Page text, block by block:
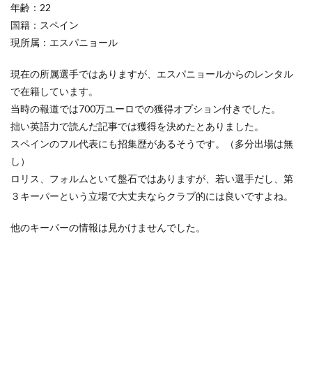
編
2.1
ハリ
マグ
ワイ
ア
2.2
ジョ
エ
ルト
マン
ライ
年齢：22
国籍：スペイン
現所属：エスパニョール
現在の所属選手ではありますが、エスパニョールからのレンタル
で在籍しています。
当時の報道では700万ユーロでの獲得オプション付きでした。
拙い英語力で読んだ記事では獲得を決めたとありました。
スペインのフル代表にも招集歴があるそうです。（多分出場は無
し）
ロリス、フォルムといて盤石ではありますが、若い選手だし、第
３キーパーという立場で大丈夫ならクラブ的には良いですよね。
他のキーパーの情報は見かけませんでした。